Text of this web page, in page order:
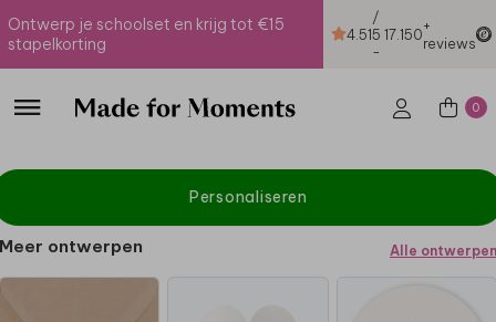
Ontwerp je schoolset en krijg tot €15
stapelkorting
4.51
/
5
-
17.150+
reviews
0
Personaliseren
Meer ontwerpen Alle ontwerpen